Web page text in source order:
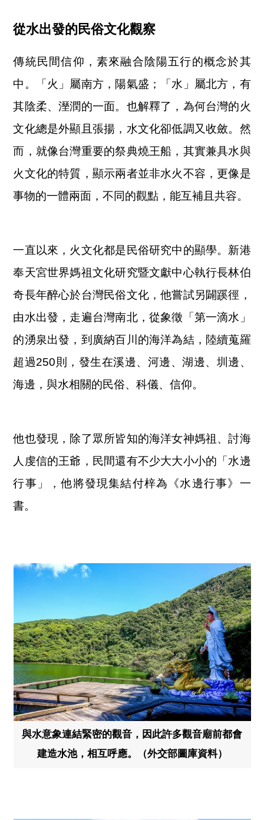
從水出發的民俗文化觀察
傳統民間信仰，素來融合陰陽五行的概念於其
中。「火」屬南方，陽氣盛；「水」屬北方，有
其陰柔、溼潤的一面。也解釋了，為何台灣的火
文化總是外顯且張揚，水文化卻低調又收斂。然
而，就像台灣重要的祭典燒王船，其實兼具水與
火文化的特質，顯示兩者並非水火不容，更像是
事物的一體兩面，不同的觀點，能互補且共容。
一直以來，火文化都是民俗研究中的顯學。新港
奉天宮世界媽祖文化研究暨文獻中心執行長林伯
奇長年醉心於台灣民俗文化，他嘗試另闢蹊徑，
由水出發，走遍台灣南北，從象徵「第一滴水」
的湧泉出發，到廣納百川的海洋為結，陸續蒐羅
超過250則，發生在溪邊、河邊、湖邊、圳邊、
海邊，與水相關的民俗、科儀、信仰。
他也發現，除了眾所皆知的海洋女神媽祖、討海
人虔信的王爺，民間還有不少大大小小的「水邊
行事」，他將發現集結付梓為《水邊行事》一
書。
與水意象連結緊密的觀音，因此許多觀音廟前都會
建造水池，相互呼應。（外交部圖庫資料）